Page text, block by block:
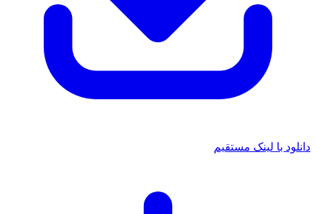
با لینک مستقیم